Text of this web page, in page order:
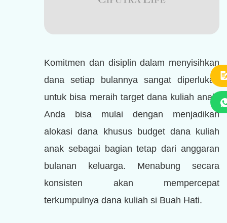
Komitmen dan disiplin dalam menyisihkan
dana setiap bulannya sangat diperlukan
untuk bisa meraih target dana kuliah anak.
Anda bisa mulai dengan menjadikan
alokasi dana khusus budget dana kuliah
anak sebagai bagian tetap dari anggaran
bulanan keluarga. Menabung secara
konsisten akan mempercepat
terkumpulnya dana kuliah si Buah Hati.